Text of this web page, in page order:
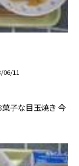
06/11
菓子な目玉焼き 今